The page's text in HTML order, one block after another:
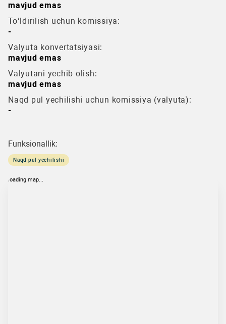
mavjud emas
To‘ldirilish uchun komissiya:
-
Valyuta konvertatsiyasi:
mavjud emas
Valyutani yechib olish:
mavjud emas
Naqd pul yechilishi uchun komissiya (valyuta):
-
Funksionallik:
Naqd pul yechilishi
loading map...